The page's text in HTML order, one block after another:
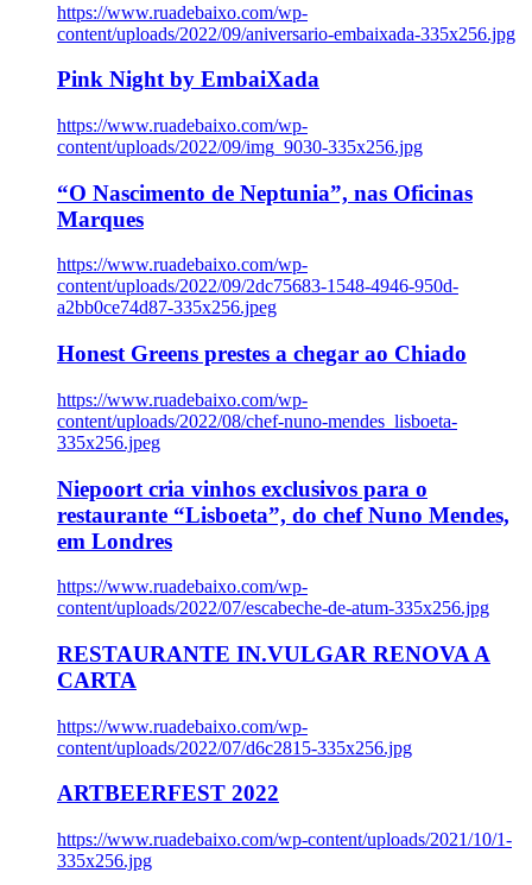
https://www.ruadebaixo.com/wp-
content/uploads/2022/09/aniversario-embaixada-335x256.jpg
Pink Night by EmbaiXada
https://www.ruadebaixo.com/wp-
content/uploads/2022/09/img_9030-335x256.jpg
“O Nascimento de Neptunia”, nas Oficinas
Marques
https://www.ruadebaixo.com/wp-
content/uploads/2022/09/2dc75683-1548-4946-950d-
a2bb0ce74d87-335x256.jpeg
Honest Greens prestes a chegar ao Chiado
https://www.ruadebaixo.com/wp-
content/uploads/2022/08/chef-nuno-mendes_lisboeta-
335x256.jpeg
Niepoort cria vinhos exclusivos para o
restaurante “Lisboeta”, do chef Nuno Mendes,
em Londres
https://www.ruadebaixo.com/wp-
content/uploads/2022/07/escabeche-de-atum-335x256.jpg
RESTAURANTE IN.VULGAR RENOVA A
CARTA
https://www.ruadebaixo.com/wp-
content/uploads/2022/07/d6c2815-335x256.jpg
ARTBEERFEST 2022
https://www.ruadebaixo.com/wp-content/uploads/2021/10/1-
335x256.jpg